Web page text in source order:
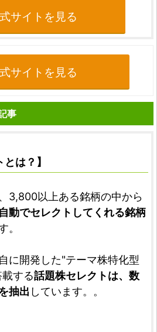
サイトを見る
サイトを見る
事
は？】
3,800以上ある銘柄の中から
動でセレクトしてくれる銘柄
。
に開発した"テーマ株特化型
する話題株セレクトは、数
抽出 しています。。